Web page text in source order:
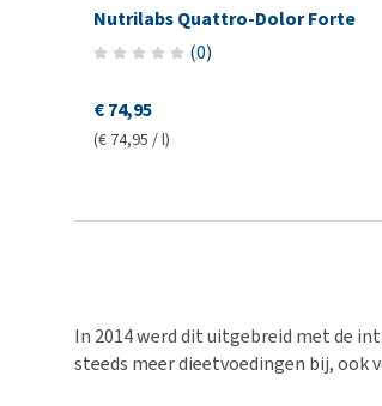
Nutrilabs Quattro-Dolor Forte
(0)
€ 74,95
(€ 74,95 / l)
In 2014 werd dit uitgebreid met de
steeds meer dieetvoedingen bij, ook